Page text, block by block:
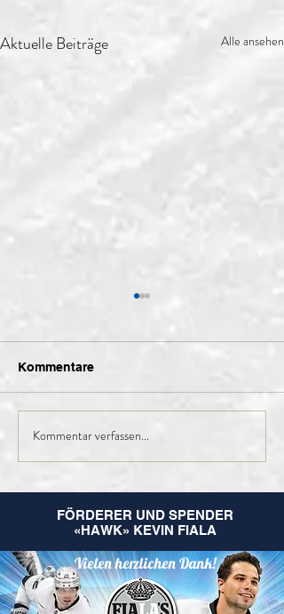
Aktuelle Beiträge Alle ansehen
Finales Kader der 1.
Kommentare
Kommentar verfassen...
FÖRDERER UND SPENDER
«HAWK» KEVIN FIALA
Vielen herzlichen Dank!